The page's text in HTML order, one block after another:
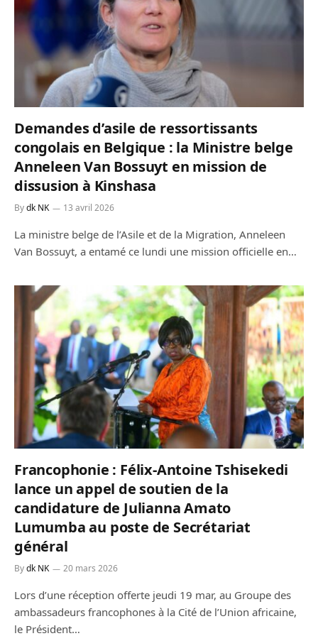
Demandes d’asile de ressortissants
congolais en Belgique : la Ministre belge
Anneleen Van Bossuyt en mission de
dissusion à Kinshasa
Bydk NK 13 avril 2026
La ministre belge de l’Asile et de la Migration, Anneleen
Van Bossuyt, a entamé ce lundi une mission officielle en…
Francophonie : Félix-Antoine Tshisekedi
lance un appel de soutien de la
candidature de Julianna Amato
Lumumba au poste de Secrétariat
général
Bydk NK 20 mars 2026
Lors d’une réception offerte jeudi 19 mar, au Groupe des
ambassadeurs francophones à la Cité de l’Union africaine,
le Président…